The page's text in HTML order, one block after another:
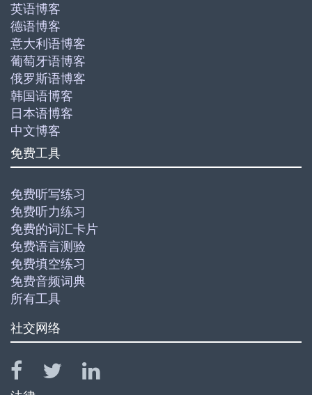
英语博客
德语博客
意大利语博客
葡萄牙语博客
俄罗斯语博客
韩国语博客
日本语博客
中文博客
免费工具
免费听写练习
免费听力练习
免费的词汇卡片
免费语言测验
免费填空练习
免费音频词典
所有工具
社交网络